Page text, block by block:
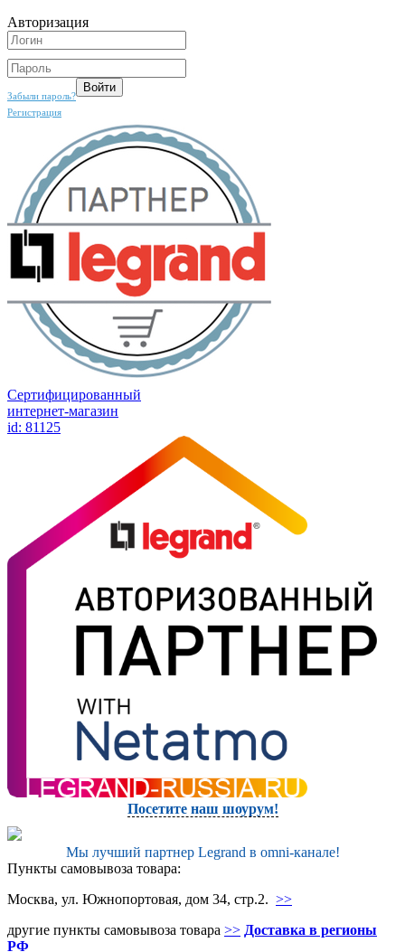
Авторизация
Забыли пароль?
Регистрация
Сертифицированный
интернет-магазин
id: 81125
Посетите наш шоурум!
Мы лучший партнер Legrand в omni-канале!
Пункты самовывоза товара:
Москва, ул. Южнопортовая, дом 34, стр.2. >>
другие пункты самовывоза товара >> Доставка в регионы
РФ